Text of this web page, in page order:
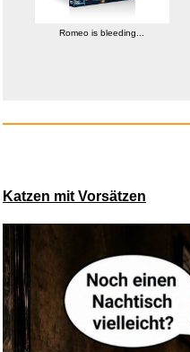
Kneetek
Romeo is bleeding...
Katzen mit Vorsätzen